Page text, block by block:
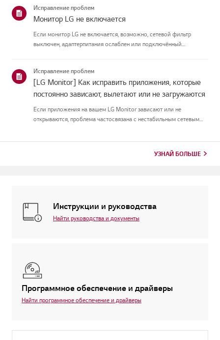
таких случая...
Исправление проблем
Монитор LG не включается
Если монитор LG не включается, возможно, сетевой фильтр
выключен, адаптерпитания ослаблен или подключённый
питании.Затем п...
Исправление проблем
[LG Monitor] Как исправить приложения, которые
постоянно зависают, вылетают или не загружаются
Если приложения на вашем LG Monitor зависают или не
открываются, проблема частосвязана с нестабильным сетевым
УЗНАЙ БОЛЬШЕ
Инструкции и руководства
Найти руководства и документы
Программное обеспечение и драйверы
Найти программное обеспечение и драйверы